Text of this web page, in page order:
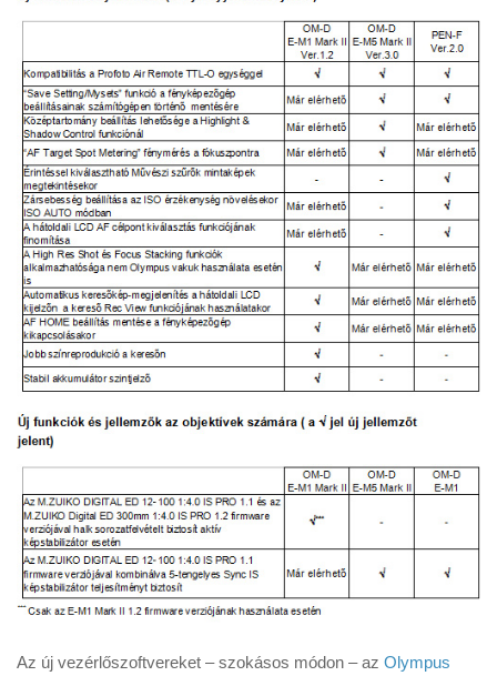
Az új vezérlőszoftvereket – szokásos módon – az Olympus